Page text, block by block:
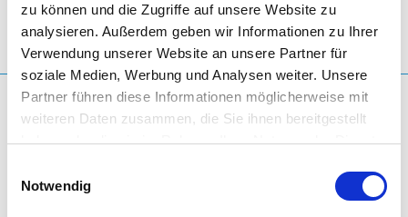
zu können und die Zugriffe auf unsere Website zu
analysieren. Außerdem geben wir Informationen zu Ihrer
Verwendung unserer Website an unsere Partner für
soziale Medien, Werbung und Analysen weiter. Unsere
Partner führen diese Informationen möglicherweise mit
weiteren Daten zusammen, die Sie ihnen bereitgestellt
haben oder die sie im Rahmen Ihrer Nutzung der Dienste
Cookies, wenn Sie unsere Webseite weiterhin nutzen.
Notwendig
DÉCOUVRIR MAINTENANT
BLUPHORIA-APP